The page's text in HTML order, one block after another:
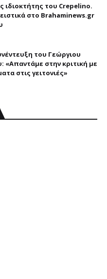
ιδιοκτήτης του Crepelino.
στο Brahaminews.gr
του Γεώργιου
στην κριτική με
στις γειτονιές»